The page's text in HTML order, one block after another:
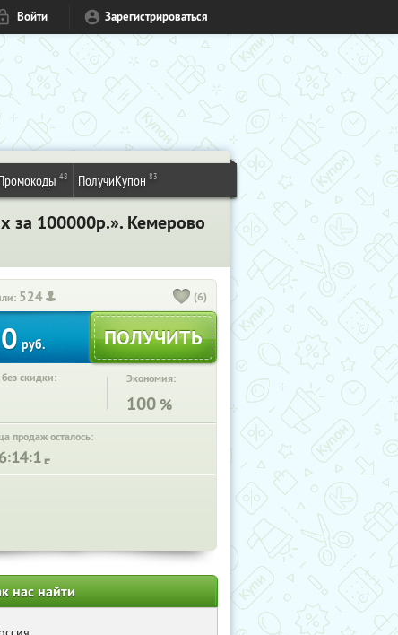
Войти Зарегистрироваться
48 ПолучиКупон 83
за 100000р.». Кемерово
524 (6)
0 руб.
скидки: Экономия:
100 %
продаж осталось:
: :
нас найти